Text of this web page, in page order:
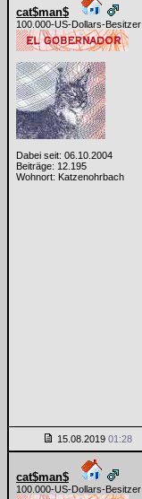
cat$man$
100.000-US-Dollars-Besitzer
Dabei seit: 06.10.2004
Beiträge: 12.195
Wohnort: Katzenohrbach
15.08.2019 01:28
cat$man$
100.000-US-Dollars-Besitzer